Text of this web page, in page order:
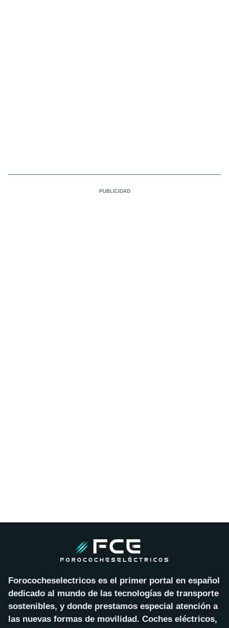
Forococheselectricos es el primer portal en español
dedicado al mundo de las tecnologías de transporte
sostenibles, y donde prestamos especial atención a
las nuevas formas de movilidad. Coches eléctricos,